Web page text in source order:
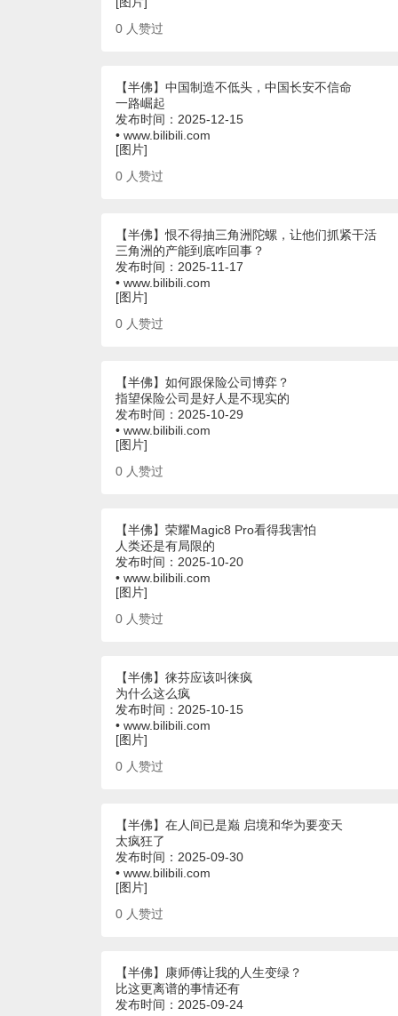
0 人赞过
【半佛】中国制造不低头，中国长安不信命
一路崛起
发布时间：2025-12-15
• www.bilibili.com
[图片]
0 人赞过
【半佛】恨不得抽三角洲陀螺，让他们抓紧干活
三角洲的产能到底咋回事？
发布时间：2025-11-17
• www.bilibili.com
[图片]
0 人赞过
【半佛】如何跟保险公司博弈？
指望保险公司是好人是不现实的
发布时间：2025-10-29
• www.bilibili.com
[图片]
0 人赞过
【半佛】荣耀Magic8 Pro看得我害怕
人类还是有局限的
发布时间：2025-10-20
• www.bilibili.com
[图片]
0 人赞过
【半佛】徕芬应该叫徕疯
为什么这么疯
发布时间：2025-10-15
• www.bilibili.com
[图片]
0 人赞过
【半佛】在人间已是巅 启境和华为要变天
太疯狂了
发布时间：2025-09-30
• www.bilibili.com
[图片]
0 人赞过
【半佛】康师傅让我的人生变绿？
比这更离谱的事情还有
发布时间：2025-09-24